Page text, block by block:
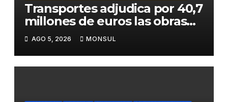
Transportes adjudica por 40,7
millones de euros las obras
para mejorar la accesibilidad
del transporte público en la
A-4 en Getafe
AGO 5, 2026 MONSUL